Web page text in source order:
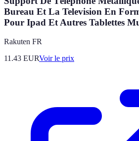
Bureau Et La Television En
Pour Ipad Et Autres Tablettes
Rakuten FR
11.43 EURVoir le prix